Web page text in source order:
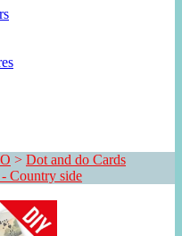
> Dot and do Cards
Country side